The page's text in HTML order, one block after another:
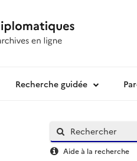
Recherche guidée
Aide à la recherche